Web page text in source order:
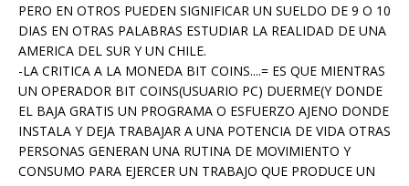
PERO EN OTROS PUEDEN SIGNIFICAR UN SUELDO DE 9 O 10
DIAS EN OTRAS PALABRAS ESTUDIAR LA REALIDAD DE UNA
AMERICA DEL SUR Y UN CHILE.
-LA CRITICA A LA MONEDA BIT COINS....= ES QUE MIENTRAS
UN OPERADOR BIT COINS(USUARIO PC) DUERME(Y DONDE
EL BAJA GRATIS UN PROGRAMA O ESFUERZO AJENO DONDE
INSTALA Y DEJA TRABAJAR A UNA POTENCIA DE VIDA OTRAS
PERSONAS GENERAN UNA RUTINA DE MOVIMIENTO Y
CONSUMO PARA EJERCER UN TRABAJO QUE PRODUCE UN